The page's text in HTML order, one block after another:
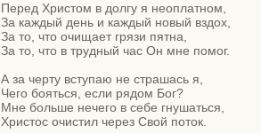
Перед Христом в долгу я неоплатном,
За каждый день и каждый новый вздох,
За то, что очищает грязи пятна,
За то, что в трудный час Он мне помог.
А за черту вступаю не страшась я,
Чего бояться, если рядом Бог?
Мне больше нечего в себе гнушаться,
Христос очистил через Свой поток.